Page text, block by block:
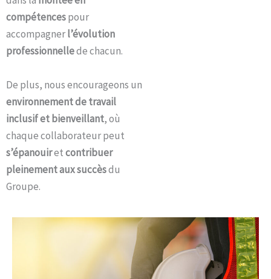
compétencespour
accompagnerl’évolution
professionnellede chacun.
De plus, nous encourageons un
environnement de travail
inclusif et bienveillant, où
chaque collaborateur peut
s’épanouiretcontribuer
pleinement aux succèsdu
Groupe.